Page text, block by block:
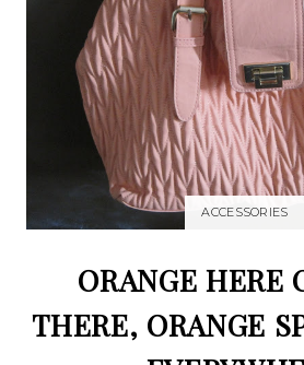
ACCESSORIES
ORANGE HERE
THERE, ORANGE